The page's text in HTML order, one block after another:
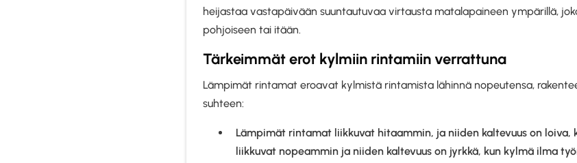
heijastaa vastapäivään suuntautuvaa virtausta matalapaineen ympärillä,
pohjoiseen tai itään.
Tärkeimmät erot kylmiin rintamiin verrattuna
Lämpimät rintamat eroavat kylmistä rintamista lähinnä nopeutensa,
suhteen:
Lämpimät rintamat liikkuvat hitaammin, ja niiden kaltevuus on
liikkuvat nopeammin ja niiden kaltevuus on jyrkkä, kun kylmä ilma